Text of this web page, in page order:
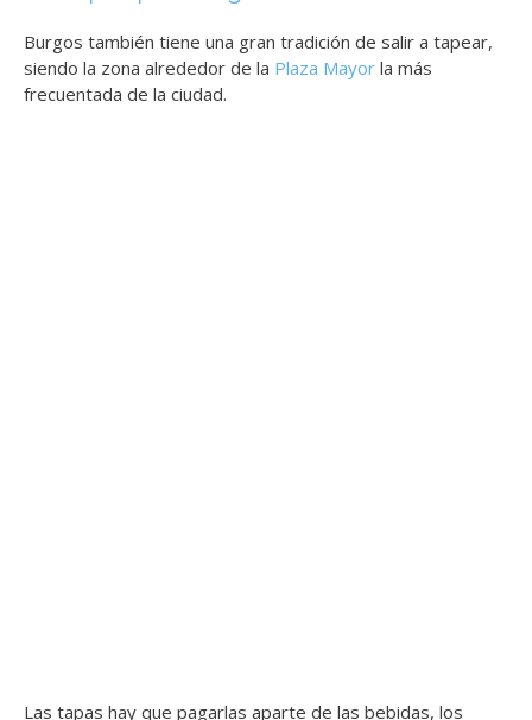
Burgos también tiene una gran tradición de salir a tapear,
siendo la zona alrededor de la Plaza Mayor la más
frecuentada de la ciudad.
Las tapas hay que pagarlas aparte de las bebidas, los